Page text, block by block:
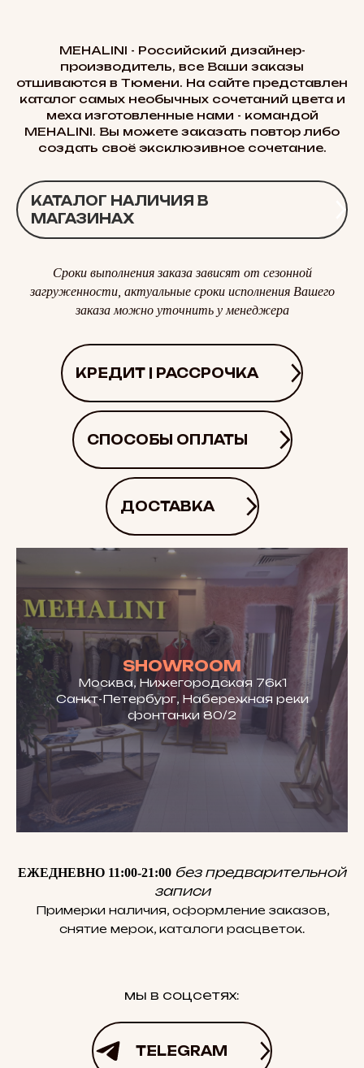
MEHALINI - Российский дизайнер-
производитель, все Ваши заказы
отшиваются в Тюмени. На сайте представлен
каталог самых необычных сочетаний цвета и
меха изготовленные нами - командой
MEHALINI. Вы можете заказать повтор либо
создать своё эксклюзивное сочетание.
КАТАЛОГ НАЛИЧИЯ В
МАГАЗИНАХ
Сроки выполнения заказа зависят от сезонной
загруженности, актуальные сроки исполнения Вашего
заказа можно уточнить у менеджера
КРЕДИТ | РАССРОЧКА
СПОСОБЫ ОПЛАТЫ
ДОСТАВКА
SHOWROOM
Москва, Нижегородская 76к1
Санкт-Петербург, Набережная реки
фонтанки 80/2
ЕЖЕДНЕВНО 11:00-21:00 без предварительной
записи
Примерки наличия, оформление заказов,
снятие мерок, каталоги расцветок.
мы в соцсетях:
TELEGRAM